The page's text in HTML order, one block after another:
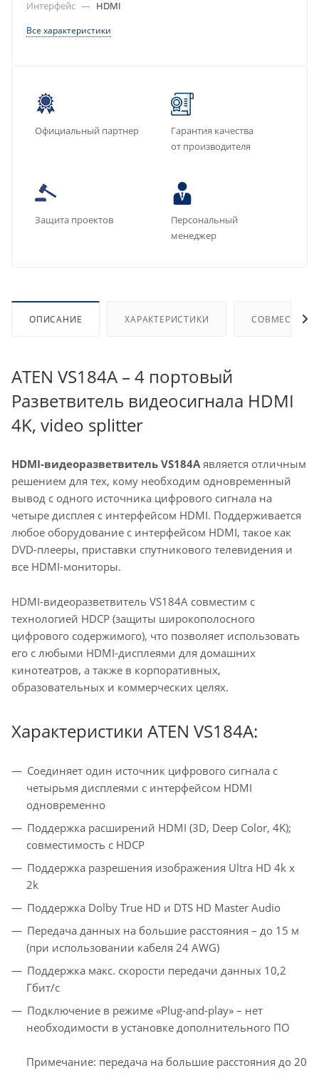
Интерфейс — HDMI
Все характеристики
Официальный партнер
Гарантия качества
от производителя
Защита проектов
Персональный
менеджер
ОПИСАНИЕ ХАРАКТЕРИСТИКИ
ATEN VS184A – 4 портовый
Разветвитель видеосигнала HDMI
4K, video splitter
HDMI-видеоразветвитель VS184Aявляется отличным
решением для тех, кому необходим одновременный
вывод с одного источника цифрового сигнала на
четыре дисплея с интерфейсом HDMI. Поддерживается
любое оборудование с интерфейсом HDMI, такое как
DVD-плееры, приставки спутникового телевидения и
все HDMI-мониторы.
HDMI-видеоразветвитель VS184A совместим с
технологией HDCP (защиты широкополосного
цифрового содержимого), что позволяет использовать
его с любыми HDMI-дисплеями для домашних
кинотеатров, а также в корпоративных,
образовательных и коммерческих целях.
Характеристики ATEN VS184A:
Соединяет один источник цифрового сигнала с
четырьмя дисплеями с интерфейсом HDMI
одновременно
Поддержка расширений HDMI (3D, Deep Color, 4K);
совместимость с HDCP
Поддержка разрешения изображения Ultra HD 4k x
2k
Поддержка Dolby True HD и DTS HD Master Audio
Передача данных на большие расстояния – до 15 м
(при использовании кабеля 24 AWG)
Поддержка макс. скорости передачи данных 10,2
Гбит/с
Подключение в режиме «Plug-and-play» – нет
необходимости в установке дополнительного ПО
Примечание: передача на большие расстояния до 20